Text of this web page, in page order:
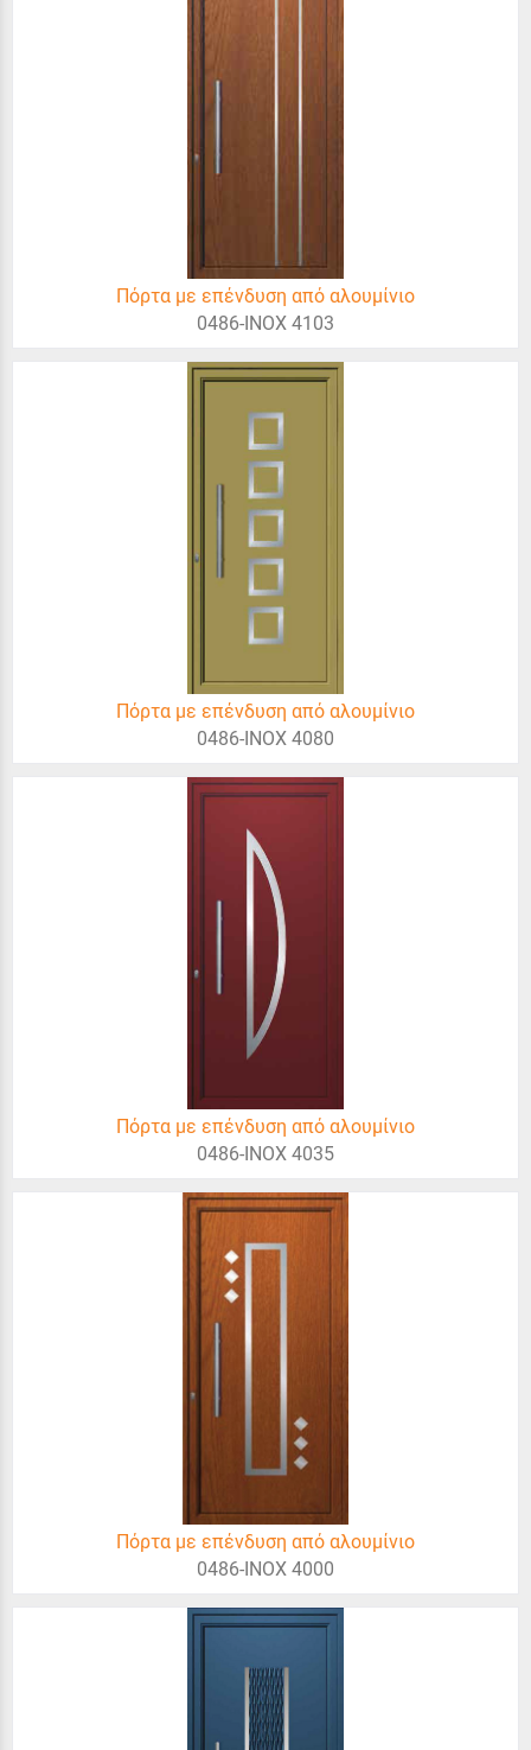
Πόρτα με επένδυση από αλουμίνιο
0486-INOX 4103
Πόρτα με επένδυση από αλουμίνιο
0486-INOX 4080
Πόρτα με επένδυση από αλουμίνιο
0486-INOX 4035
Πόρτα με επένδυση από αλουμίνιο
0486-INOX 4000